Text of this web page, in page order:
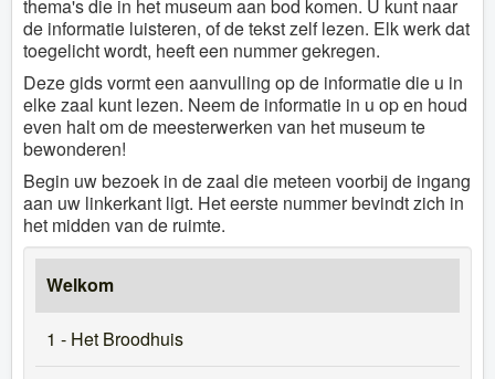
thema's die in het museum aan bod komen. U kunt naar
de informatie luisteren, of de tekst zelf lezen. Elk werk dat
toegelicht wordt, heeft een nummer gekregen.
Deze gids vormt een aanvulling op de informatie die u in
elke zaal kunt lezen. Neem de informatie in u op en houd
even halt om de meesterwerken van het museum te
bewonderen!
Begin uw bezoek in de zaal die meteen voorbij de ingang
aan uw linkerkant ligt. Het eerste nummer bevindt zich in
het midden van de ruimte.
Welkom
1 - Het Broodhuis